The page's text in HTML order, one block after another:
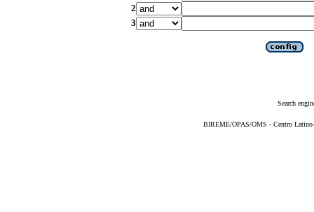
2
3
Search
BIREME/OPAS/OMS - Centro Latino-